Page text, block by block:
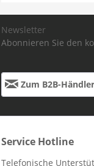
Newsletter
Abonnieren Sie den
Zum B2B-
Service Hotline
Telefonische